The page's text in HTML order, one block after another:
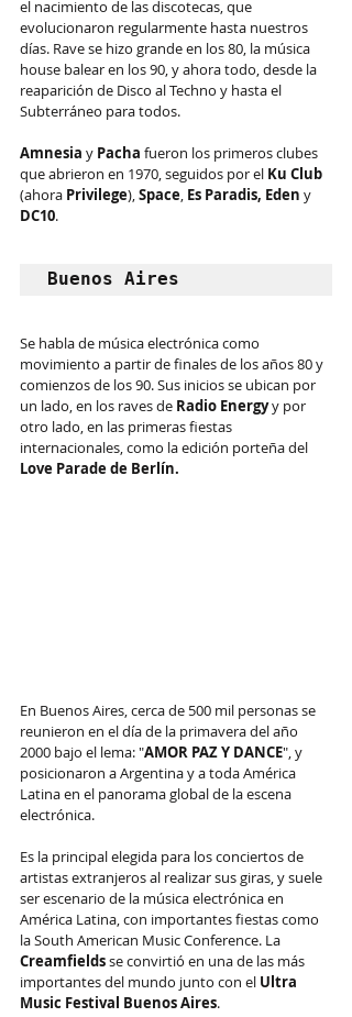
el nacimiento de las discotecas, que
evolucionaron regularmente hasta nuestros
días. Rave se hizo grande en los 80, la música
house balear en los 90, y ahora todo, desde la
reaparición de Disco al Techno y hasta el
Subterráneo para todos.
Amnesia y Pacha fueron los primeros clubes
que abrieron en 1970, seguidos por el Ku Club
(ahora Privilege), Space, Es Paradis, Eden y
DC10.
Buenos Aires
Se habla de música electrónica como
movimiento a partir de finales de los años 80 y
comienzos de los 90. Sus inicios se ubican por
un lado, en los raves de Radio Energy y por
otro lado, en las primeras fiestas
internacionales, como la edición porteña del
Love Parade de Berlín.
En Buenos Aires, cerca de 500 mil personas se
reunieron en el día de la primavera del año
2000 bajo el lema: "AMOR PAZ Y DANCE", y
posicionaron a Argentina y a toda América
Latina en el panorama global de la escena
electrónica.
Es la principal elegida para los conciertos de
artistas extranjeros al realizar sus giras, y suele
ser escenario de la música electrónica en
América Latina, con importantes fiestas como
la South American Music Conference. La
Creamfields​ se convirtió en una de las más
importantes del mundo junto con el Ultra
Music Festival Buenos Aires.